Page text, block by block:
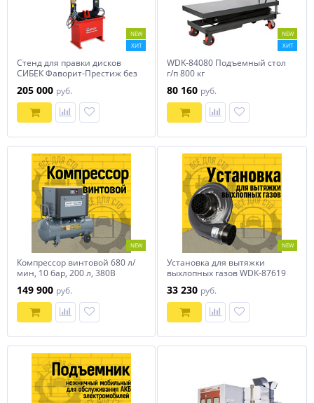
NEW
ХИТ
Стенд для правки дисков
СИБЕК Фаворит-Престиж без
205 000 руб.
NEW
ХИТ
WDK-84080 Подъемный стол
г/п 800 кг
80 160 руб.
NEW
Компрессор винтовой 680 л/
мин, 10 бар, 200 л, 380В
200L
149 900 руб.
NEW
Установка для вытяжки
выхлопных газов WDK-87619
33 230 руб.